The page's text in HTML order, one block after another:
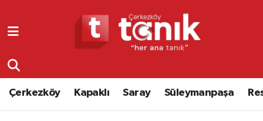
Çerkezköy Kapaklı Saray Süleymanpaşa
Tekirdağ Nöbetçi Eczaneler